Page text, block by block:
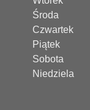
Środa
Czwartek
Piątek
Sobota
Niedziela